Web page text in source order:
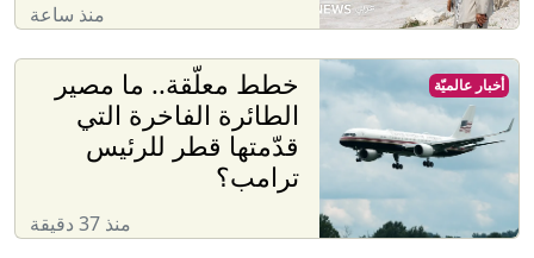
منذ ساعة
خطط معلّقة.. ما مصير
الطائرة الفاخرة التي
قدّمتها قطر للرئيس
ترامب؟
منذ 37 دقيقة
أخبار عالميّة